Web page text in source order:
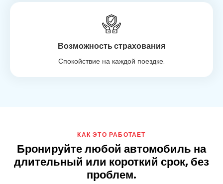
Возможность страхования
Спокойствие на каждой поездке.
КАК ЭТО РАБОТАЕТ
Бронируйте любой автомобиль на
длительный или короткий срок, без
проблем.